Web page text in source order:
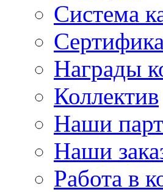
Система
Награды
Коллектив
Наши
Наши
Работа в